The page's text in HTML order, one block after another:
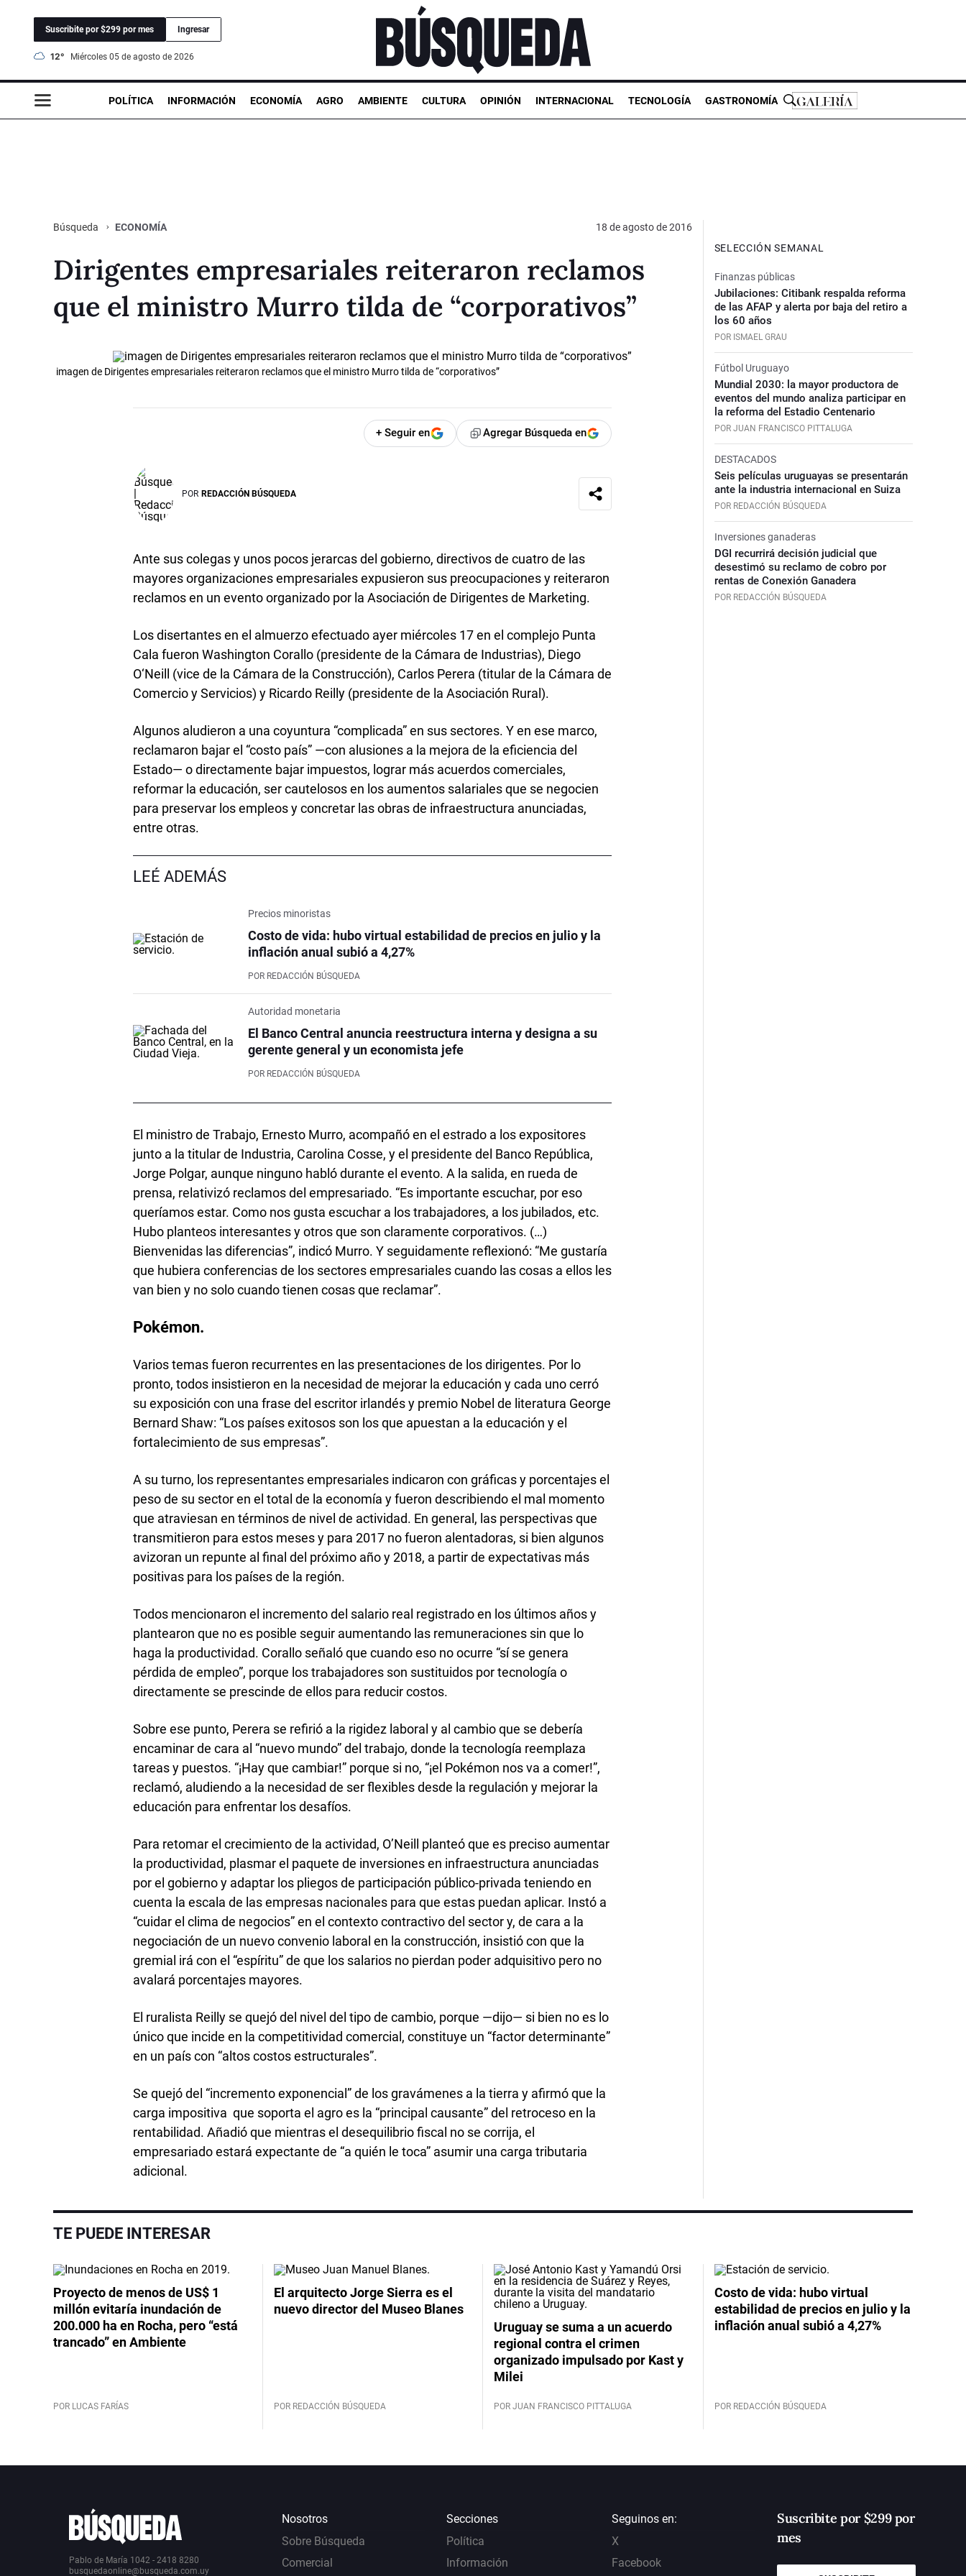
Suscribite por $299 por mes Ingresar
12° miércoles 05 de agosto de 2026
POLÍTICA INFORMACIÓN ECONOMÍA AGRO AMBIENTE CULTURA OPINIÓN INTERNACIONAL TECNOLOGÍA GASTRONOMÍA
Búsqueda ECONOMÍA 18 de agosto de 2016
Dirigentes empresariales reiteraron reclamos
que el ministro Murro tilda de “corporativos”
imagen de Dirigentes empresariales reiteraron reclamos que el ministro Murro tilda de “corporativos”
+ Seguir en Agregar Búsqueda en
POR REDACCIÓN BÚSQUEDA
Ante sus colegas y unos pocos jerarcas del gobierno, directivos de cuatro de las
mayores organizaciones empresariales expusieron sus preocupaciones y reiteraron
reclamos en un evento organizado por la Asociación de Dirigentes de Marketing.
Los disertantes en el almuerzo efectuado ayer miércoles 17 en el complejo Punta
Cala fueron Washington Corallo (presidente de la Cámara de Industrias), Diego
O‘Neill (vice de la Cámara de la Construcción), Carlos Perera (titular de la Cámara de
Comercio y Servicios) y Ricardo Reilly (presidente de la Asociación Rural).
Algunos aludieron a una coyuntura “complicada” en sus sectores. Y en ese marco,
reclamaron bajar el “costo país” —con alusiones a la mejora de la eficiencia del
Estado— o directamente bajar impuestos, lograr más acuerdos comerciales,
reformar la educación, ser cautelosos en los aumentos salariales que se negocien
para preservar los empleos y concretar las obras de infraestructura anunciadas,
entre otras.
LEÉ ADEMÁS
Precios minoristas
Costo de vida: hubo virtual estabilidad de precios en julio y la
inflación anual subió a 4,27%
POR REDACCIÓN BÚSQUEDA
Autoridad monetaria
El Banco Central anuncia reestructura interna y designa a su
gerente general y un economista jefe
POR REDACCIÓN BÚSQUEDA
El ministro de Trabajo, Ernesto Murro, acompañó en el estrado a los expositores
junto a la titular de Industria, Carolina Cosse, y el presidente del Banco República,
Jorge Polgar, aunque ninguno habló durante el evento. A la salida, en rueda de
prensa, relativizó reclamos del empresariado. “Es importante escuchar, por eso
queríamos estar. Como nos gusta escuchar a los trabajadores, a los jubilados, etc.
Hubo planteos interesantes y otros que son claramente corporativos. (…)
Bienvenidas las diferencias”, indicó Murro. Y seguidamente reflexionó: “Me gustaría
que hubiera conferencias de los sectores empresariales cuando las cosas a ellos les
van bien y no solo cuando tienen cosas que reclamar”.
Pokémon.
Varios temas fueron recurrentes en las presentaciones de los dirigentes. Por lo
pronto, todos insistieron en la necesidad de mejorar la educación y cada uno cerró
su exposición con una frase del escritor irlandés y premio Nobel de literatura George
Bernard Shaw: “Los países exitosos son los que apuestan a la educación y el
fortalecimiento de sus empresas”.
A su turno, los representantes empresariales indicaron con gráficas y porcentajes el
peso de su sector en el total de la economía y fueron describiendo el mal momento
que atraviesan en términos de nivel de actividad. En general, las perspectivas que
transmitieron para estos meses y para 2017 no fueron alentadoras, si bien algunos
avizoran un repunte al final del próximo año y 2018, a partir de expectativas más
positivas para los países de la región.
Todos mencionaron el incremento del salario real registrado en los últimos años y
plantearon que no es posible seguir aumentando las remuneraciones sin que lo
haga la productividad. Corallo señaló que cuando eso no ocurre “sí se genera
pérdida de empleo”, porque los trabajadores son sustituidos por tecnología o
directamente se prescinde de ellos para reducir costos.
Sobre ese punto, Perera se refirió a la rigidez laboral y al cambio que se debería
encaminar de cara al “nuevo mundo” del trabajo, donde la tecnología reemplaza
tareas y puestos. “¡Hay que cambiar!” porque si no, “¡el Pokémon nos va a comer!”,
reclamó, aludiendo a la necesidad de ser flexibles desde la regulación y mejorar la
educación para enfrentar los desafíos.
Para retomar el crecimiento de la actividad, O’Neill planteó que es preciso aumentar
la productividad, plasmar el paquete de inversiones en infraestructura anunciadas
por el gobierno y adaptar los pliegos de participación público-privada teniendo en
cuenta la escala de las empresas nacionales para que estas puedan aplicar. Instó a
“cuidar el clima de negocios” en el contexto contractivo del sector y, de cara a la
negociación de un nuevo convenio laboral en la construcción, insistió con que la
gremial irá con el “espíritu” de que los salarios no pierdan poder adquisitivo pero no
avalará porcentajes mayores.
El ruralista Reilly se quejó del nivel del tipo de cambio, porque —dijo— si bien no es lo
único que incide en la competitividad comercial, constituye un “factor determinante”
en un país con “altos costos estructurales”.
Se quejó del “incremento exponencial” de los gravámenes a la tierra y afirmó que la
carga impositiva que soporta el agro es la “principal causante” del retroceso en la
rentabilidad. Añadió que mientras el desequilibrio fiscal no se corrija, el
empresariado estará expectante de “a quién le toca” asumir una carga tributaria
adicional.
SELECCIÓN SEMANAL
Finanzas públicas
Jubilaciones: Citibank respalda reforma
de las AFAP y alerta por baja del retiro a
los 60 años
POR ISMAEL GRAU
Fútbol Uruguayo
Mundial 2030: la mayor productora de
eventos del mundo analiza participar en
la reforma del Estadio Centenario
POR JUAN FRANCISCO PITTALUGA
DESTACADOS
Seis películas uruguayas se presentarán
ante la industria internacional en Suiza
POR REDACCIÓN BÚSQUEDA
Inversiones ganaderas
DGI recurrirá decisión judicial que
desestimó su reclamo de cobro por
rentas de Conexión Ganadera
POR REDACCIÓN BÚSQUEDA
TE PUEDE INTERESAR
Proyecto de menos de US$ 1
millón evitaría inundación de
200.000 ha en Rocha, pero “está
trancado” en Ambiente
POR LUCAS FARÍAS
El arquitecto Jorge Sierra es el
nuevo director del Museo Blanes
POR REDACCIÓN BÚSQUEDA
Uruguay se suma a un acuerdo
regional contra el crimen
organizado impulsado por Kast y
Milei
POR JUAN FRANCISCO PITTALUGA
Costo de vida: hubo virtual
estabilidad de precios en julio y la
inflación anual subió a 4,27%
POR REDACCIÓN BÚSQUEDA
Pablo de María 1042 - 2418 8280
busquedaonline@busqueda.com.uy
Nosotros
Sobre Búsqueda
Comercial
Secciones
Política
Información
Seguinos en:
X
Facebook
Suscribite por $299 por
mes